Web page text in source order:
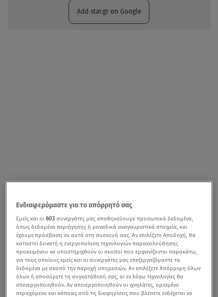
Add star.gr on Google
Ενδιαφερόμαστε για το απόρρητό σας
Εμείς και οι603 συνεργάτες μας αποθηκεύουμε προσωπικά δεδομένα,
όπως δεδομένα περιήγησης ή μοναδικά αναγνωριστικά στοιχεία, και
έχουμε πρόσβαση σε αυτά στη συσκευή σας. Αν επιλέξετε Αποδοχή, θα
καταστεί δυνατή η ενεργοποίηση τεχνολογιών παρακολούθησης
προκειμένου να υποστηριχθούν οι σκοποί που εμφανίζονται παρακάτω,
για τους οποίους εμείς και οι συνεργάτες μας επεξεργαζόμαστε τα
δεδομένα με σκοπό την παροχή υπηρεσιών. Αν επιλέξετε Απόρριψη όλων
όλων ή αποσύρετε τη συγκατάθεσή σας, οι εν λόγω τεχνολογίες θα
απενεργοποιηθούν. Αν απενεργοποιηθούν οι ιχνηλάτες, ορισμένο
περιεχόμενο και κάποιες από τις διαφημίσεις που βλέπετε ενδέχεται να